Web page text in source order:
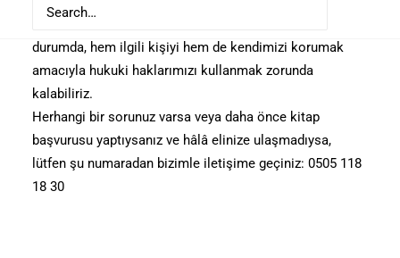
durumda, hem ilgili kişiyi hem de kendimizi korumak
amacıyla hukuki haklarımızı kullanmak zorunda
kalabiliriz.
Herhangi bir sorunuz varsa veya daha önce kitap
başvurusu yaptıysanız ve hâlâ elinize ulaşmadıysa,
lütfen şu numaradan bizimle iletişime geçiniz: 0505 118
18 30